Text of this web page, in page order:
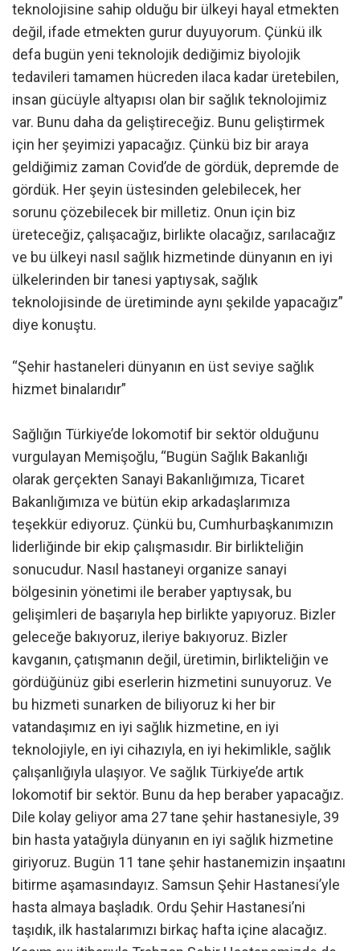
teknolojisine sahip olduğu bir ülkeyi hayal etmekten
değil, ifade etmekten gurur duyuyorum. Çünkü ilk
defa bugün yeni teknolojik dediğimiz biyolojik
tedavileri tamamen hücreden ilaca kadar üretebilen,
insan gücüyle altyapısı olan bir sağlık teknolojimiz
var. Bunu daha da geliştireceğiz. Bunu geliştirmek
için her şeyimizi yapacağız. Çünkü biz bir araya
geldiğimiz zaman Covid’de de gördük, depremde de
gördük. Her şeyin üstesinden gelebilecek, her
sorunu çözebilecek bir milletiz. Onun için biz
üreteceğiz, çalışacağız, birlikte olacağız, sarılacağız
ve bu ülkeyi nasıl sağlık hizmetinde dünyanın en iyi
ülkelerinden bir tanesi yaptıysak, sağlık
teknolojisinde de üretiminde aynı şekilde yapacağız”
diye konuştu.
“Şehir hastaneleri dünyanın en üst seviye sağlık
hizmet binalarıdır”
Sağlığın Türkiye’de lokomotif bir sektör olduğunu
vurgulayan Memişoğlu, “Bugün Sağlık Bakanlığı
olarak gerçekten Sanayi Bakanlığımıza, Ticaret
Bakanlığımıza ve bütün ekip arkadaşlarımıza
teşekkür ediyoruz. Çünkü bu, Cumhurbaşkanımızın
liderliğinde bir ekip çalışmasıdır. Bir birlikteliğin
sonucudur. Nasıl hastaneyi organize sanayi
bölgesinin yönetimi ile beraber yaptıysak, bu
gelişimleri de başarıyla hep birlikte yapıyoruz. Bizler
geleceğe bakıyoruz, ileriye bakıyoruz. Bizler
kavganın, çatışmanın değil, üretimin, birlikteliğin ve
gördüğünüz gibi eserlerin hizmetini sunuyoruz. Ve
bu hizmeti sunarken de biliyoruz ki her bir
vatandaşımız en iyi sağlık hizmetine, en iyi
teknolojiyle, en iyi cihazıyla, en iyi hekimlikle, sağlık
çalışanlığıyla ulaşıyor. Ve sağlık Türkiye’de artık
lokomotif bir sektör. Bunu da hep beraber yapacağız.
Dile kolay geliyor ama 27 tane şehir hastanesiyle, 39
bin hasta yatağıyla dünyanın en iyi sağlık hizmetine
giriyoruz. Bugün 11 tane şehir hastanemizin inşaatını
bitirme aşamasındayız. Samsun Şehir Hastanesi’yle
hasta almaya başladık. Ordu Şehir Hastanesi’ni
taşıdık, ilk hastalarımızı birkaç hafta içine alacağız.